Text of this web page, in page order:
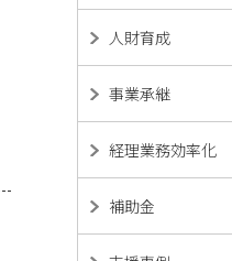
人財育成
事業承継
経理業務効率化
補助金